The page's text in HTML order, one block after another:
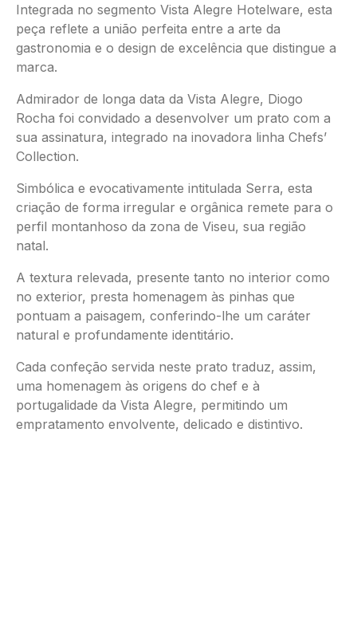
Integrada no segmento Vista Alegre Hotelware, esta
peça reflete a união perfeita entre a arte da
gastronomia e o design de excelência que distingue a
marca.
Admirador de longa data da Vista Alegre, Diogo
Rocha foi convidado a desenvolver um prato com a
sua assinatura, integrado na inovadora linha Chefs’
Collection.
Simbólica e evocativamente intitulada Serra, esta
criação de forma irregular e orgânica remete para o
perfil montanhoso da zona de Viseu, sua região
natal.
A textura relevada, presente tanto no interior como
no exterior, presta homenagem às pinhas que
pontuam a paisagem, conferindo-lhe um caráter
natural e profundamente identitário.
Cada confeção servida neste prato traduz, assim,
uma homenagem às origens do chef e à
portugalidade da Vista Alegre, permitindo um
empratamento envolvente, delicado e distintivo.